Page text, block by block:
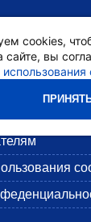
cookies,
сайте, вы
использования